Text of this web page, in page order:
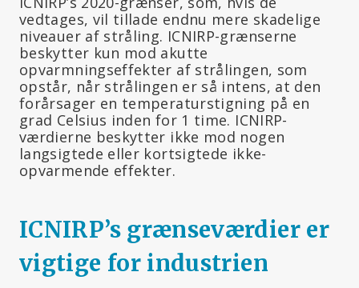
vedtages, vil tillade endnu mere skadelige
niveauer af stråling. ICNIRP-grænserne
beskytter kun mod akutte
opvarmningseffekter af strålingen, som
opstår, når strålingen er så intens, at den
forårsager en temperaturstigning på en
grad Celsius inden for 1 time. ICNIRP-
værdierne beskytter ikke mod nogen
langsigtede eller kortsigtede ikke-
opvarmende effekter.
ICNIRP’s grænseværdier er
vigtige for industrien